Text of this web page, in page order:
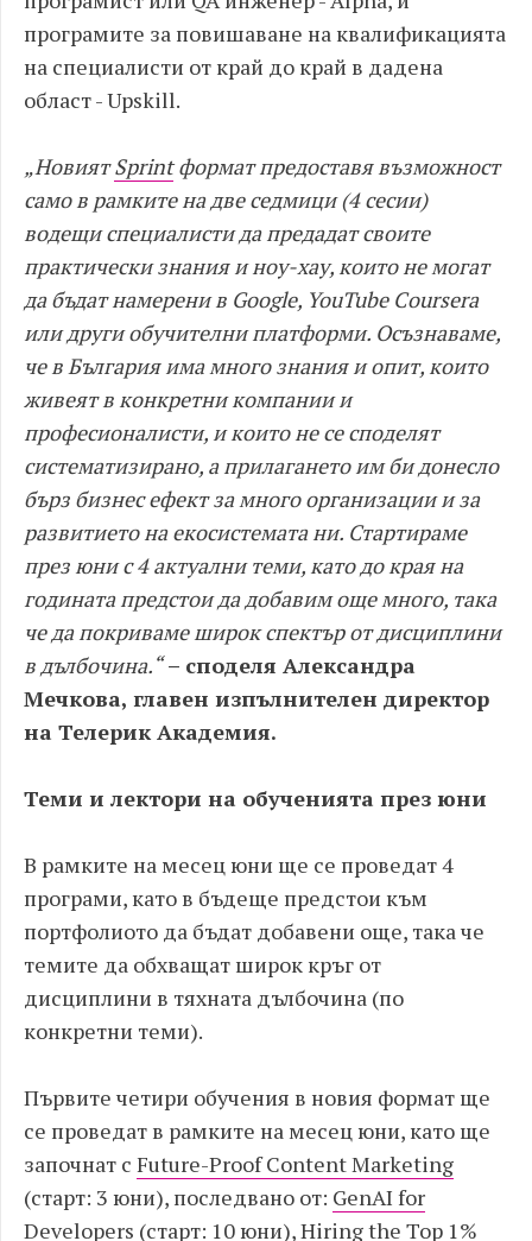
програмите за повишаване на квалификацията
на специалисти от край до край в дадена
област - Upskill.
„НовиятSprintформат предоставя възможност
само в рамките на две седмици (4 сесии)
водещи специалисти да предадат своите
практически знания и ноу-хау, които не могат
да бъдат намерени в Google, YouTube Coursera
или други обучителни платформи. Осъзнаваме,
че в България има много знания и опит, които
живеят в конкретни компании и
професионалисти, и които не се споделят
систематизирано, а прилагането им би донесло
бърз бизнес ефект за много организации и за
развитието на екосистемата ни. Стартираме
през юни с 4 актуални теми, като до края на
годината предстои да добавим още много, така
че да покриваме широк спектър от дисциплини
в дълбочина.“ – споделя Александра
Мечкова, главен изпълнителен директор
на Телерик Академия.
Теми и лектори на обученията през юни
В рамките на месец юни ще се проведат 4
програми, като в бъдеще предстои към
портфолиото да бъдат добавени още, така че
темите да обхващат широк кръг от
дисциплини в тяхната дълбочина (по
конкретни теми).
Първите четири обучения в новия формат ще
се проведат в рамките на месец юни, като ще
започнат с Future-Proof Content Marketing
(старт: 3 юни), последвано от: GenAI for
Developers (старт: 10 юни),Hiring the Top 1%